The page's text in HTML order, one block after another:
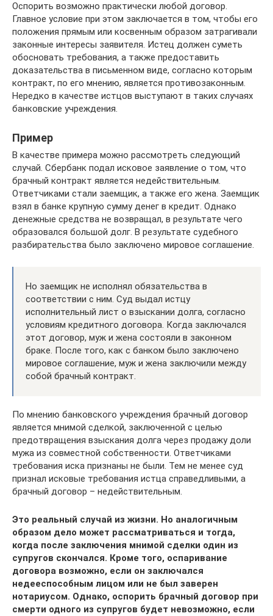
Оспорить возможно практически любой договор.
Главное условие при этом заключается в том, чтобы его
положения прямым или косвенным образом затрагивали
законные интересы заявителя. Истец должен суметь
обосновать требования, а также предоставить
доказательства в письменном виде, согласно которым
контракт, по его мнению, является противозаконным.
Нередко в качестве истцов выступают в таких случаях
банковские учреждения.
Пример
В качестве примера можно рассмотреть следующий
случай. Сбербанк подал исковое заявление о том, что
брачный контракт является недействительным.
Ответчиками стали заемщик, а также его жена. Заемщик
взял в банке крупную сумму денег в кредит. Однако
денежные средства не возвращал, в результате чего
образовался большой долг. В результате судебного
разбирательства было заключено мировое соглашение.
Но заемщик не исполнял обязательства в
соответствии с ним. Суд выдал истцу
исполнительный лист о взыскании долга, согласно
условиям кредитного договора. Когда заключался
этот договор, муж и жена состояли в законном
браке. После того, как с банком было заключено
мировое соглашение, муж и жена заключили между
собой брачный контракт.
По мнению банковского учреждения брачный договор
является мнимой сделкой, заключенной с целью
предотвращения взыскания долга через продажу доли
мужа из совместной собственности. Ответчиками
требования иска признаны не были. Тем не менее суд
признал исковые требования истца справедливыми, а
брачный договор – недействительным.
Это реальный случай из жизни. Но аналогичным
образом дело может рассматриваться и тогда,
когда после заключения мнимой сделки один из
супругов скончался. Кроме того, оспаривание
договора возможно, если он заключался
недееспособным лицом или не был заверен
нотариусом. Однако, оспорить брачный договор при
смерти одного из супругов будет невозможно, если